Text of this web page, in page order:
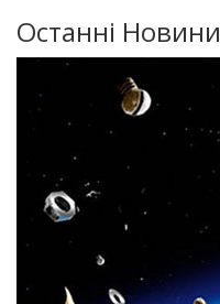
Останні Новини